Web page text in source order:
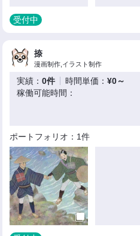
受付中
捺
漫画制作,イラスト制作
実績：0件 時間単価：¥0～
稼働可能時間：
ポートフォリオ：1件